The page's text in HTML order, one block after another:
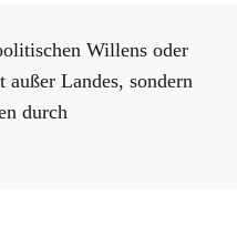
Willens oder
Landes, sondern
durch